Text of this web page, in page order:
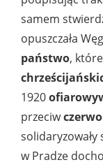
samem
opuszczała
państwo,
1920
przeciw
solidaryzowały
w Pradze